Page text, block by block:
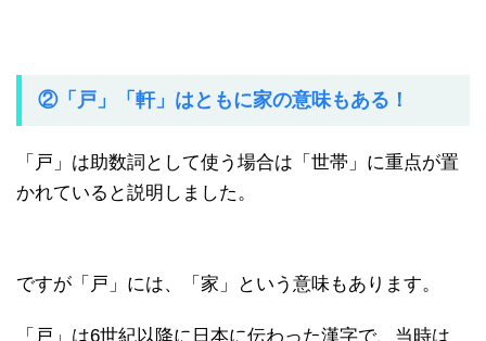
②「戸」「軒」はともに家の意味もある！
「戸」は助数詞として使う場合は「世帯」に重点が置
かれていると説明しました。
ですが「戸」には、「家」という意味もあります。
「戸」は6世紀以降に日本に伝わった漢字で、当時は